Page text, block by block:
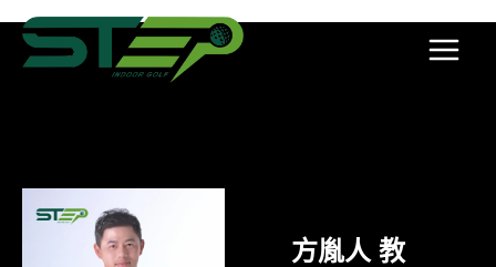
Main
Menu
方胤人 教